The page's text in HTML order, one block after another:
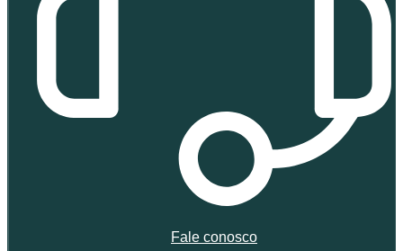
Fale conosco